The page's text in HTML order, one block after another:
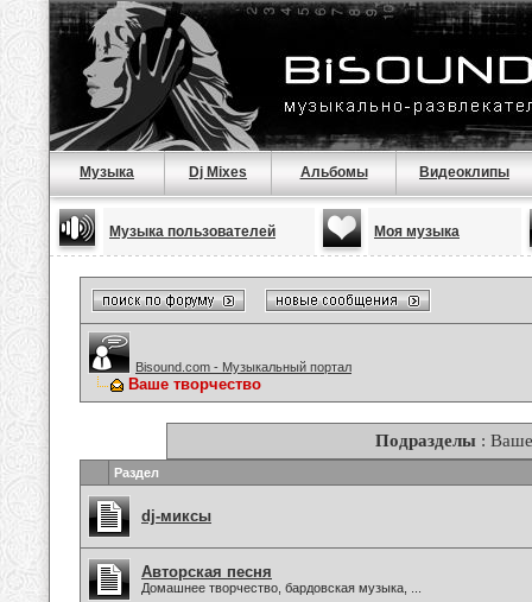
Музыка Dj Mixes Альбомы Видеоклипы
Музыка пользователей Моя музыка
Bisound.com - Музыкальный портал
Ваше творчество
Подразделы :
Раздел
dj-миксы
Авторская песня
Домашнее творчество, бардовская музыка, ...